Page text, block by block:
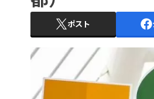
ポスト